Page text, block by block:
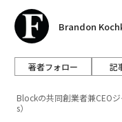
Brandon
著者フォロー 記
Blockの共同創業者兼CEO
s）